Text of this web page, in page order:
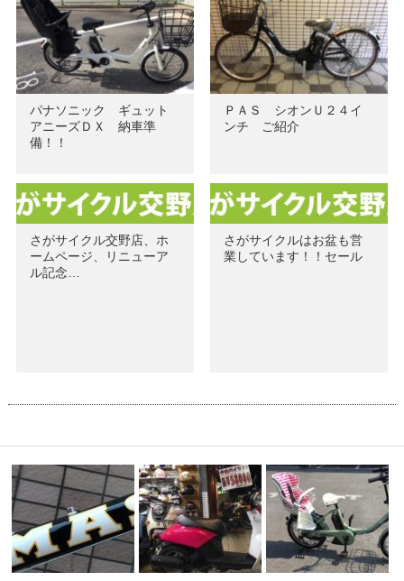
パナソニック ギュット
アニーズＤＸ 納車準
備！！
ＰＡＳ シオンＵ２４イ
ンチ ご紹介
さがサイクル交野店、ホ
ームページ、リニューア
ル記念…
さがサイクルはお盆も営
業しています！！セール